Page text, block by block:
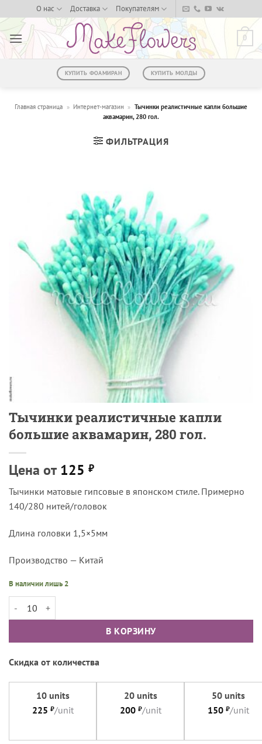
to
content
О нас Доставка Покупателям
0
КУПИТЬ ФОАМИРАН КУПИТЬ МОЛДЫ
Главная страница » Интернет-магазин » Тычинки реалистичные капли большие
аквамарин, 280 гол.
ФИЛЬТРАЦИЯ
Тычинки реалистичные капли
большие аквамарин, 280 гол.
Цена от 125 ₽
Тычинки матовые гипсовые в японском стиле. Примерно
140/280 нитей/головок
Длина головки 1,5×5мм
Производство — Китай
В наличии лишь 2
Количество товара Тычинки реалистичные капли большие
В КОРЗИНУ
Скидка от количества
10 units
225 ₽/unit
20 units
200 ₽/unit
50 units
150 ₽/unit